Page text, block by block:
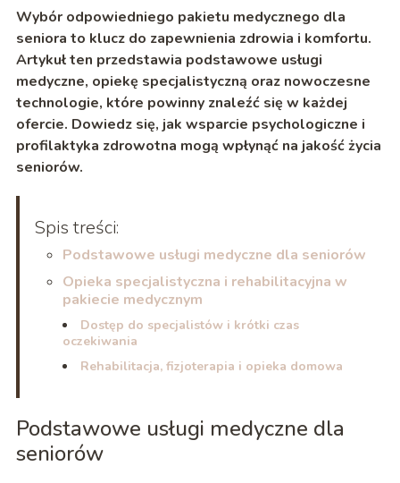
Wybór odpowiedniego pakietu medycznego dla
seniora to klucz do zapewnienia zdrowia i komfortu.
Artykuł ten przedstawia podstawowe usługi
medyczne, opiekę specjalistyczną oraz nowoczesne
technologie, które powinny znaleźć się w każdej
ofercie. Dowiedz się, jak wsparcie psychologiczne i
profilaktyka zdrowotna mogą wpłynąć na jakość życia
seniorów.
Spis treści:
Podstawowe usługi medyczne dla seniorów
Opieka specjalistyczna i rehabilitacyjna w
pakiecie medycznym
Dostęp do specjalistów i krótki czas
oczekiwania
Rehabilitacja, fizjoterapia i opieka domowa
Podstawowe usługi medyczne dla
seniorów